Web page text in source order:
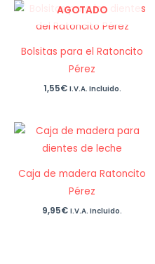
AGOTADO
Bolsitas para el Ratoncito
Pérez
1,55€ I.V.A. Incluido.
Caja de madera Ratoncito
Pérez
9,95€ I.V.A. Incluido.